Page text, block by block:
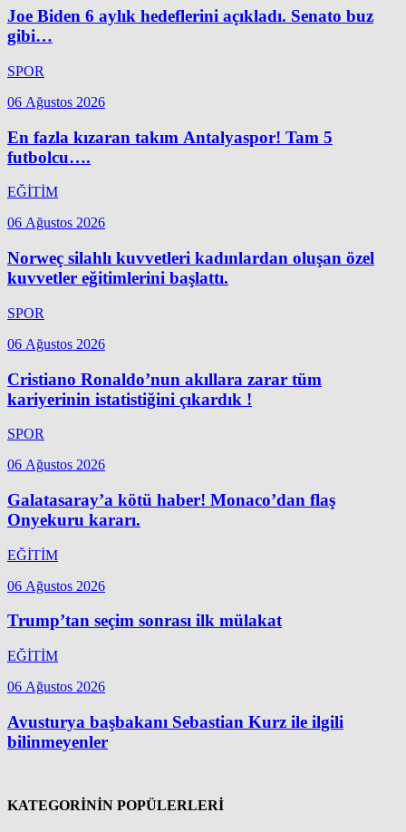
Joe Biden 6 aylık hedeflerini açıkladı. Senato buz
gibi…
SPOR
06 Ağustos 2026
En fazla kızaran takım Antalyaspor! Tam 5
futbolcu….
EĞİTİM
06 Ağustos 2026
Norweç silahlı kuvvetleri kadınlardan oluşan özel
kuvvetler eğitimlerini başlattı.
SPOR
06 Ağustos 2026
Cristiano Ronaldo’nun akıllara zarar tüm
kariyerinin istatistiğini çıkardık !
SPOR
06 Ağustos 2026
Galatasaray’a kötü haber! Monaco’dan flaş
Onyekuru kararı.
EĞİTİM
06 Ağustos 2026
Trump’tan seçim sonrası ilk mülakat
EĞİTİM
06 Ağustos 2026
Avusturya başbakanı Sebastian Kurz ile ilgili
bilinmeyenler
KATEGORİNİN POPÜLERLERİ